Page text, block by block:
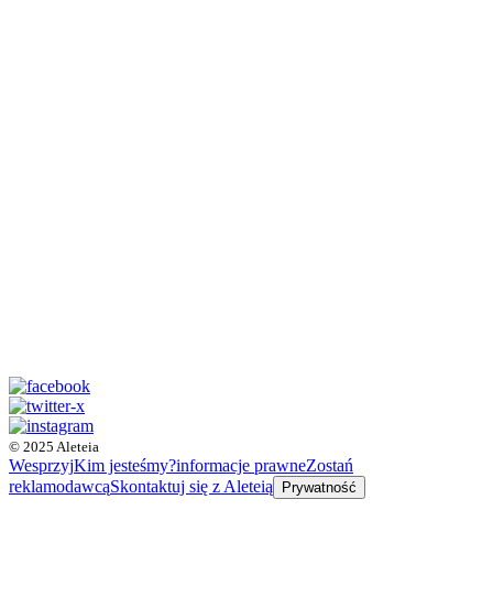
© 2025 Aleteia
WesprzyjKim jesteśmy?informacje prawneZostań
reklamodawcąSkontaktuj się z Aleteią Prywatność